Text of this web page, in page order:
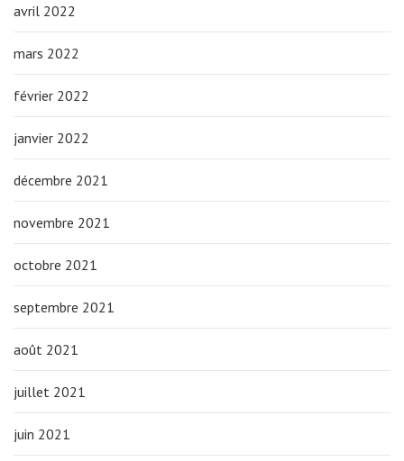
avril 2022
mars 2022
février 2022
janvier 2022
décembre 2021
novembre 2021
octobre 2021
septembre 2021
août 2021
juillet 2021
juin 2021